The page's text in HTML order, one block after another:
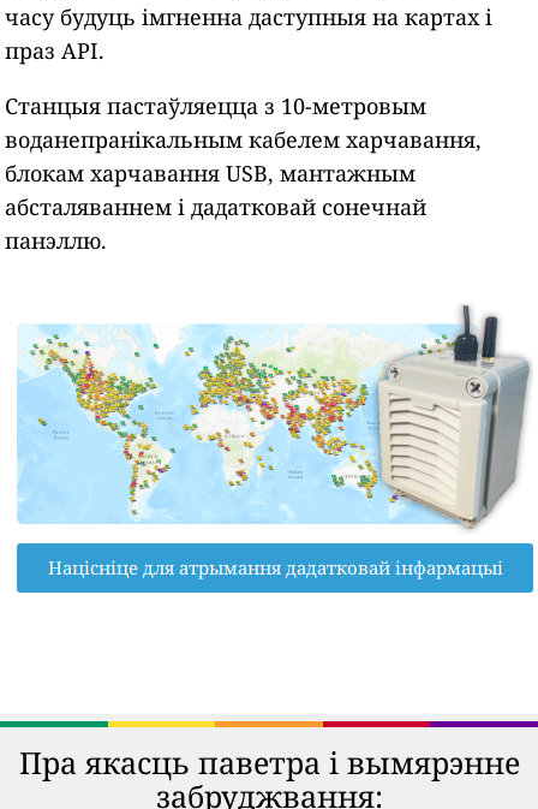
часу будуць імгненна даступныя на картах і
праз API.
Станцыя пастаўляецца з 10-метровым
воданепранікальным кабелем харчавання,
блокам харчавання USB, мантажным
абсталяваннем і дадатковай сонечнай
панэллю.
Націсніце для атрымання дадатковай інфармацыі
Пра якасць паветра і вымярэнне
забруджвання: